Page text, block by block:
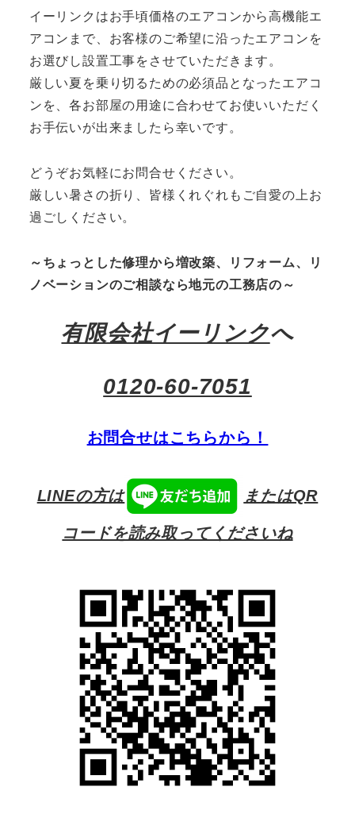
イーリンクはお手頃価格のエアコンから高機能エ
アコンまで、お客様のご希望に沿ったエアコンを
お選びし設置工事をさせていただきます。
厳しい夏を乗り切るための必須品となったエアコ
ンを、各お部屋の用途に合わせてお使いいただく
お手伝いが出来ましたら幸いです。
どうぞお気軽にお問合せください。
厳しい暑さの折り、皆様くれぐれもご自愛の上お
過ごしください。
～ちょっとした修理から増改築、リフォーム、リ
ノベーションのご相談なら地元の工務店の～
有限会社イーリンクへ
0120-60-7051
お問合せはこちらから！
LINEの方は またはQR
コードを読み取ってくださいね